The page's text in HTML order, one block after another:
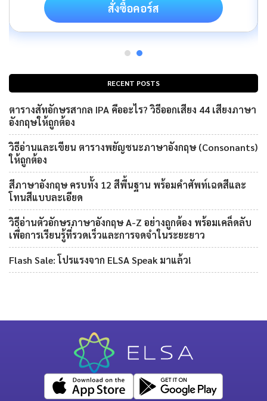
RECENT POSTS
ตารางสัทอักษรสากล IPA คืออะไร? วิธีออกเสียง 44 เสียงภาษา
อังกฤษให้ถูกต้อง
วิธีอ่านและเขียน ตารางพยัญชนะภาษาอังกฤษ (Consonants)
ให้ถูกต้อง
สีภาษาอังกฤษ ครบทั้ง 12 สีพื้นฐาน พร้อมคำศัพท์เฉดสีและ
โทนสีแบบละเอียด
วิธีอ่านตัวอักษรภาษาอังกฤษ A-Z อย่างถูกต้อง พร้อมเคล็ดลับ
เพื่อการเรียนรู้ที่รวดเร็วและการจดจำในระยะยาว
Flash Sale: โปรแรงจาก ELSA Speak มาแล้ว!
สั่งซื้อคอร์ส